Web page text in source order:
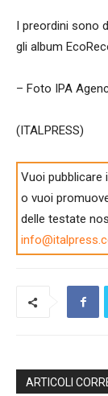
I preordini sono
gli album
– Foto IPA
(ITALPRESS)
Vuoi
o vuoi
delle testate
ARTICOLI